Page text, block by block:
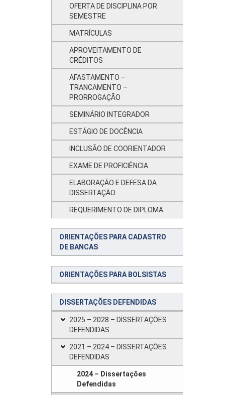
OFERTA DE DISCIPLINA POR
SEMESTRE
MATRÍCULAS
APROVEITAMENTO DE
CRÉDITOS
AFASTAMENTO –
TRANCAMENTO –
PRORROGAÇÃO
SEMINÁRIO INTEGRADOR
ESTÁGIO DE DOCÊNCIA
INCLUSÃO DE COORIENTADOR
EXAME DE PROFICIÊNCIA
ELABORAÇÃO E DEFESA DA
DISSERTAÇÃO
REQUERIMENTO DE DIPLOMA
ORIENTAÇÕES PARA CADASTRO
DE BANCAS
ORIENTAÇÕES PARA BOLSISTAS
DISSERTAÇÕES DEFENDIDAS
2025 – 2028 – DISSERTAÇÕES
DEFENDIDAS
2021 – 2024 – DISSERTAÇÕES
DEFENDIDAS
2024 – Dissertações
Defendidas